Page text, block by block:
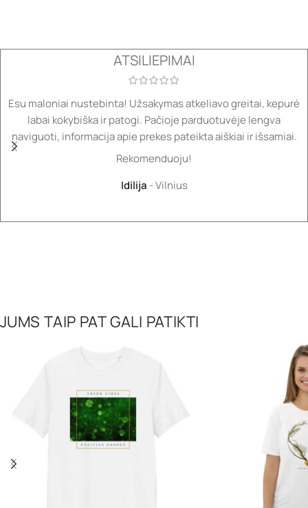
ATSILIEPIMAI
Esu maloniai nustebinta! Užsakymas atkeliavo greitai, kepurė
labai kokybiška ir patogi. Pačioje parduotuvėje lengva
naviguoti, informacija apie prekes pateikta aiškiai ir išsamiai.
Rekomenduoju!
Idilija
Vilnius
JUMS TAIP PAT GALI PATIKTI